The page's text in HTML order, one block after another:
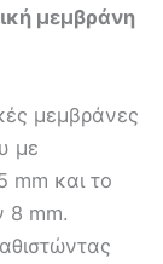
μεμβράνη
μεμβράνες
με
mm και το
8 mm.